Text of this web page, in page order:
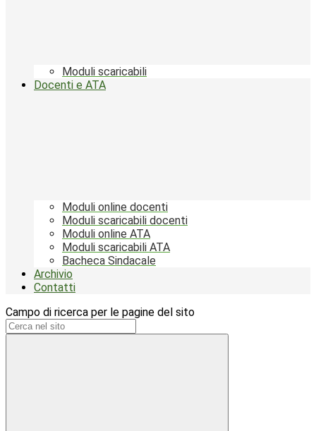
Moduli scaricabili
Docenti e ATA
Moduli online docenti
Moduli scaricabili docenti
Moduli online ATA
Moduli scaricabili ATA
Bacheca Sindacale
Archivio
Contatti
Campo di ricerca per le pagine del sito